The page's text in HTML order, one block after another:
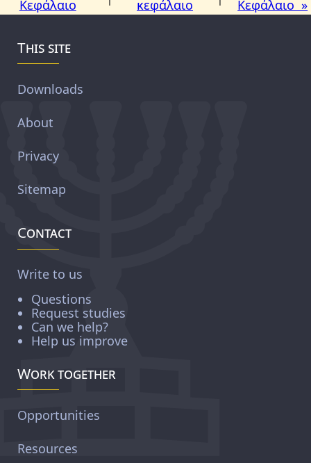
Κεφάλαιο
κεφάλαιο
Κεφάλαιο »
This site
Downloads
About
Privacy
Sitemap
Contact
Write to us
Questions
Request studies
Can we help?
Help us improve
Work together
Opportunities
Resources